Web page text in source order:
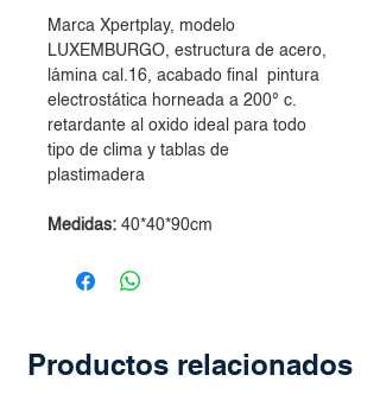
Marca Xpertplay, modelo
LUXEMBURGO, estructura de acero,
lámina cal.16, acabado final pintura
electrostática horneada a 200° c.
retardante al oxido ideal para todo
tipo de clima y tablas de
plastimadera
Medidas: 40*40*90cm
Productos relacionados